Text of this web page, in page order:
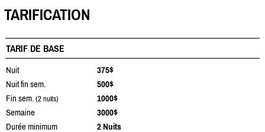
TARIFICATION
TARIF DE BASE
Nuit
375$
Nuit fin sem.
500$
Fin sem. (2 nuits)
1000$
Semaine
3000$
Durée minimum
2 Nuits